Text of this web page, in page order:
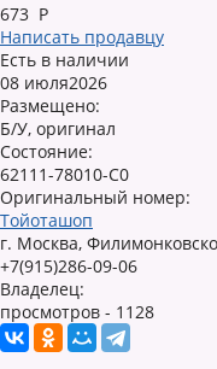
673 Р
Написать продавцу
Есть в наличии
08 июля2026
Размещено:
Б/У, оригинал
Состояние:
62111-78010-C0
Оригинальный номер:
Тойоташоп
г. Москва,
+7(915)286-09-06
Владелец:
просмотров - 1128